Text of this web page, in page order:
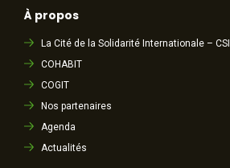
À propos
La Cité de la Solidarité Internationale – CSI
COHABIT
COGIT
Nos partenaires
Agenda
Actualités